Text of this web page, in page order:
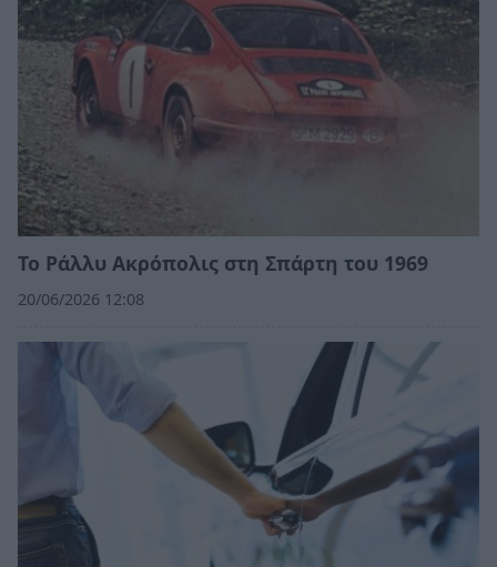
Το Ράλλυ Ακρόπολις στη Σπάρτη του 1969
20/06/2026 12:08